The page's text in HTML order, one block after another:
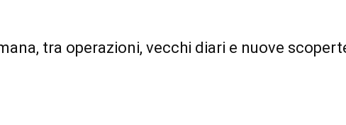
tra operazioni, vecchi diari e nuove